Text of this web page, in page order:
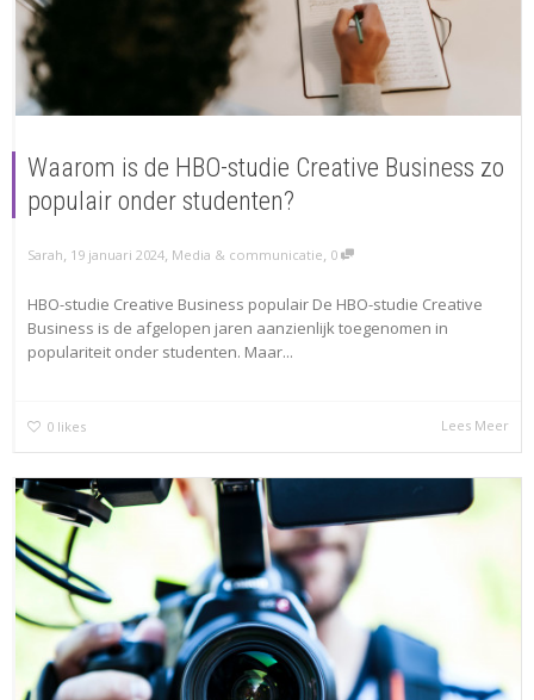
Waarom is de HBO-studie Creative Business zo
populair onder studenten?
Sarah, 19 januari 2024, Media & communicatie, 0
HBO-studie Creative Business populair De HBO-studie Creative
Business is de afgelopen jaren aanzienlijk toegenomen in
populariteit onder studenten. Maar...
0 likes Lees Meer